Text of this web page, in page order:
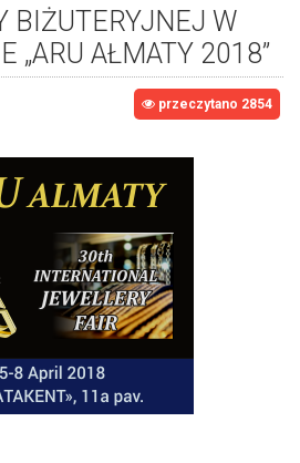
BIŻUTERYJNEJ W
„ARU AŁMATY 2018”
przeczytano 2854